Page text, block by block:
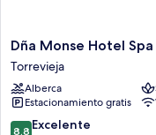
Dña
Monse
Hotel
Spa
&
Golf
Dña Monse Hotel
Torrevieja
Alberca
Estacionamiento gratis
8.8
8.8 Excelente